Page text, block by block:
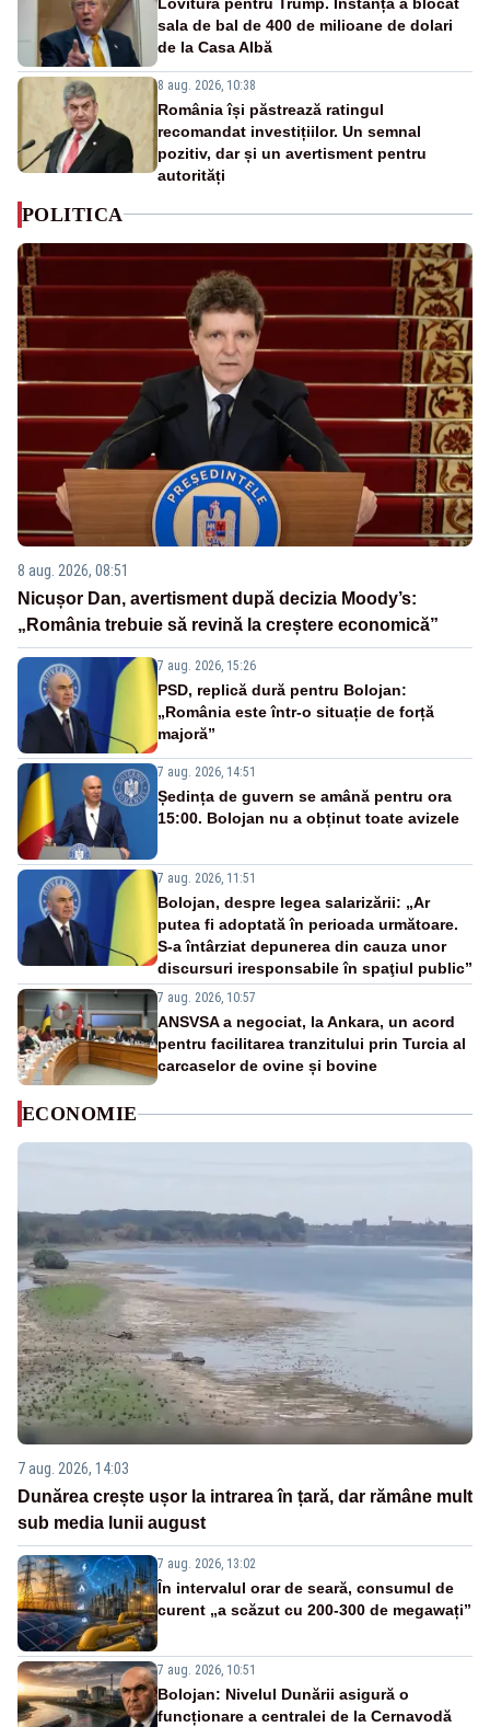
sala de bal de 400 de milioane de dolari
de la Casa Albă
8 aug. 2026, 10:38
România își păstrează ratingul
recomandat investițiilor. Un semnal
pozitiv, dar și un avertisment pentru
autorități
POLITICA
8 aug. 2026, 08:51
Nicușor Dan, avertisment după decizia Moody’s:
„România trebuie să revină la creștere economică”
7 aug. 2026, 15:26
PSD, replică dură pentru Bolojan:
„România este într-o situație de forță
majoră”
7 aug. 2026, 14:51
Ședința de guvern se amână pentru ora
15:00. Bolojan nu a obținut toate avizele
7 aug. 2026, 11:51
Bolojan, despre legea salarizării: „Ar
putea fi adoptată în perioada următoare.
S-a întârziat depunerea din cauza unor
discursuri iresponsabile în spaţiul public”
7 aug. 2026, 10:57
ANSVSA a negociat, la Ankara, un acord
pentru facilitarea tranzitului prin Turcia al
carcaselor de ovine și bovine
ECONOMIE
7 aug. 2026, 14:03
Dunărea crește ușor la intrarea în țară, dar rămâne mult
sub media lunii august
7 aug. 2026, 13:02
În intervalul orar de seară, consumul de
curent „a scăzut cu 200-300 de megawați”
7 aug. 2026, 10:51
Bolojan: Nivelul Dunării asigură o
funcționare a centralei de la Cernavodă